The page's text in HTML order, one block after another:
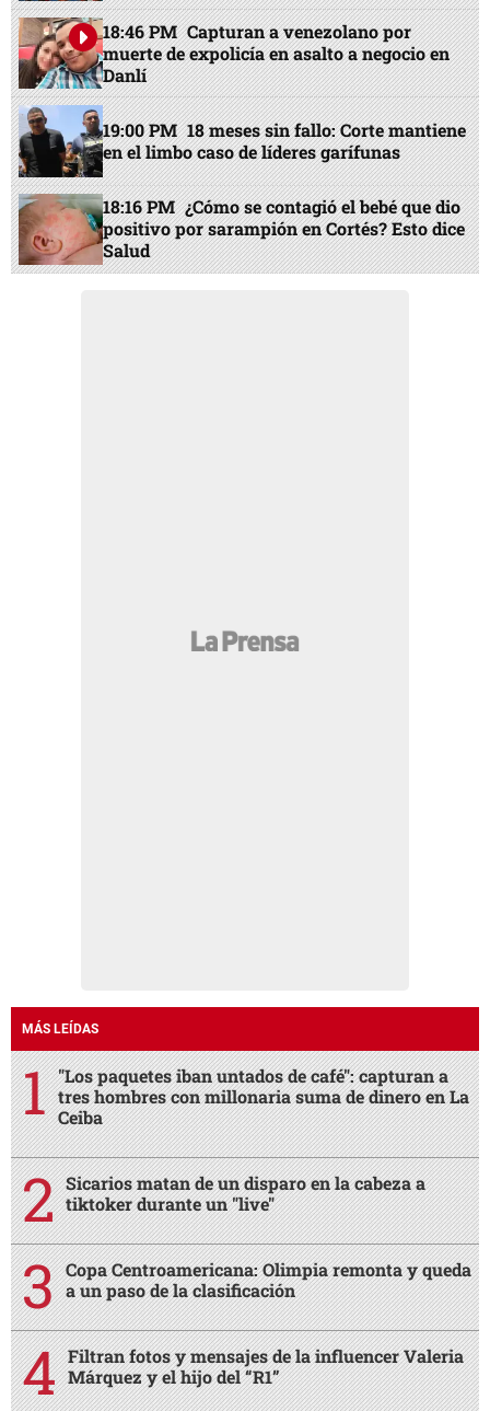
18:46 PM Capturan a venezolano por
muerte de expolicía en asalto a negocio en
Danlí
19:00 PM 18 meses sin fallo: Corte mantiene
en el limbo caso de líderes garífunas
18:16 PM ¿Cómo se contagió el bebé que dio
positivo por sarampión en Cortés? Esto dice
Salud
MÁS LEÍDAS
"Los paquetes iban untados de café": capturan a
tres hombres con millonaria suma de dinero en La
Ceiba
Sicarios matan de un disparo en la cabeza a
tiktoker durante un "live"
Copa Centroamericana: Olimpia remonta y queda
a un paso de la clasificación
Filtran fotos y mensajes de la influencer Valeria
Márquez y el hijo del “R1”